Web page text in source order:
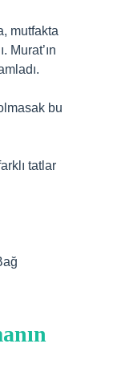
mutfakta
Murat’ın
bu
tatlar